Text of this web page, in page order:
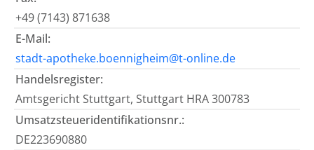
+49 (7143) 871638
E-Mail:
stadt-apotheke.boennigheim@t-online.de
Handelsregister:
Amtsgericht Stuttgart, Stuttgart HRA 300783
Umsatzsteueridentifikationsnr.:
DE223690880